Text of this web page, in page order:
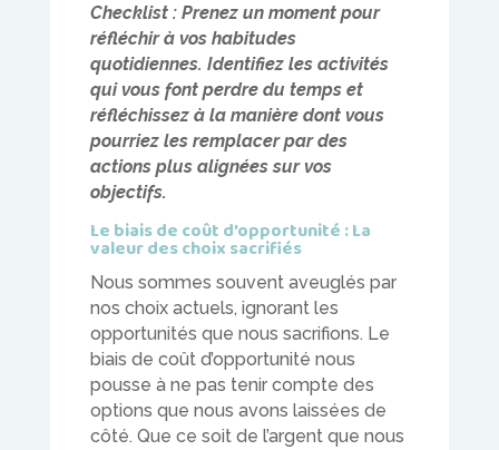
Checklist : Prenez un moment pour
réfléchir à vos habitudes
quotidiennes. Identifiez les activités
qui vous font perdre du temps et
réfléchissez à la manière dont vous
pourriez les remplacer par des
actions plus alignées sur vos
objectifs.
Le biais de coût d’opportunité : La
valeur des choix sacrifiés
Nous sommes souvent aveuglés par
nos choix actuels, ignorant les
opportunités que nous sacrifions. Le
biais de coût d’opportunité nous
pousse à ne pas tenir compte des
options que nous avons laissées de
côté. Que ce soit de l’argent que nous